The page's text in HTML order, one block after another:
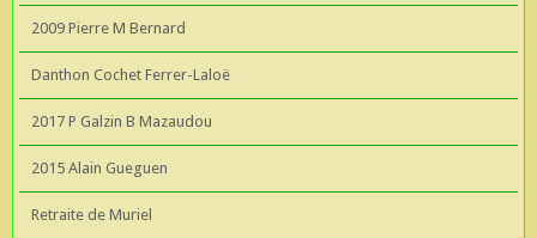
2009 Pierre M Bernard
Danthon Cochet Ferrer-Laloë
2017 P Galzin B Mazaudou
2015 Alain Gueguen
Retraite de Muriel